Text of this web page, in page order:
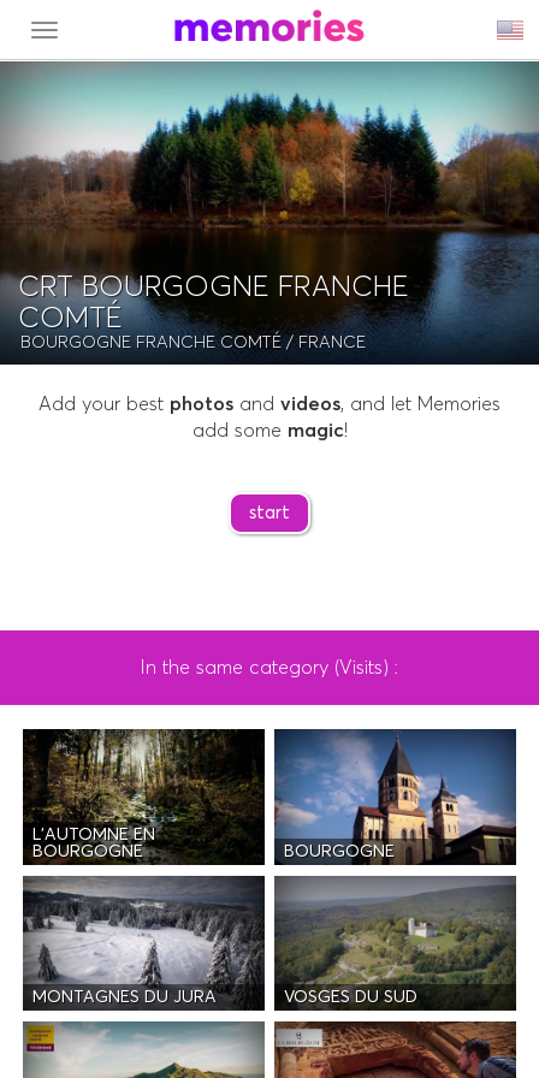
MENU
CRT BOURGOGNE FRANCHE
COMTÉ
BOURGOGNE FRANCHE COMTÉ/ FRANCE
Add your best photos and videos, and let Memories
add some magic!
start
In the same category (Visits) :
L'AUTOMNE EN
BOURGOGNE
BOURGOGNE
MONTAGNES DU JURA VOSGES DU SUD